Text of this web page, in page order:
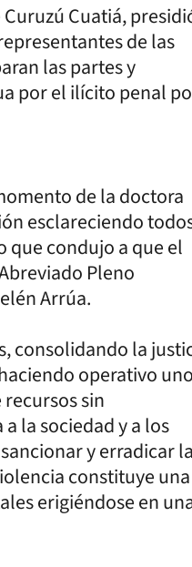
Cuatiá,
de las
las partes y
por el ilícito penal
de la doctora
esclareciendo
que condujo a que el
Pleno
Arrúa.
consolidando la
operativo uno
sin
la sociedad y a los
y erradicar la
constituye una
erigiéndose en